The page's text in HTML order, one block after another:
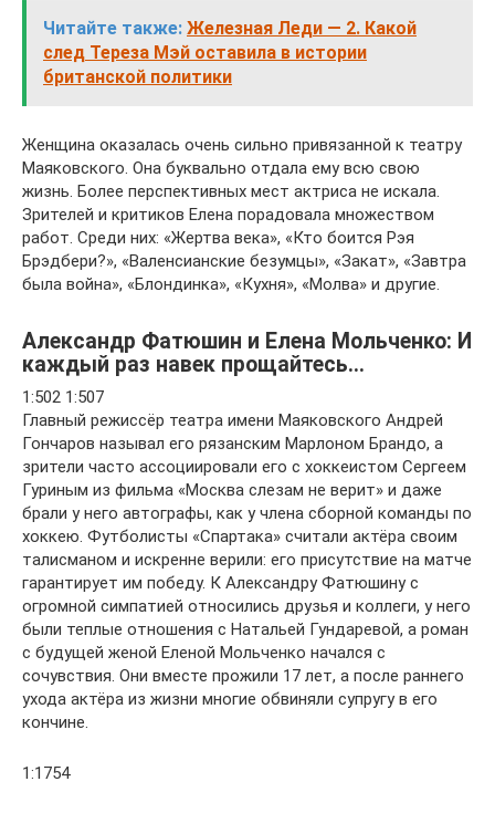
Читайте также: Железная Леди — 2. Какой
след Тереза Мэй оставила в истории
британской политики
Женщина оказалась очень сильно привязанной к театру
Маяковского. Она буквально отдала ему всю свою
жизнь. Более перспективных мест актриса не искала.
Зрителей и критиков Елена порадовала множеством
работ. Среди них: «Жертва века», «Кто боится Рэя
Брэдбери?», «Валенсианские безумцы», «Закат», «Завтра
была война», «Блондинка», «Кухня», «Молва» и другие.
Александр Фатюшин и Елена Мольченко: И
каждый раз навек прощайтесь…
1:502 1:507
Главный режиссёр театра имени Маяковского Андрей
Гончаров называл его рязанским Марлоном Брандо, а
зрители часто ассоциировали его с хоккеистом Сергеем
Гуриным из фильма «Москва слезам не верит» и даже
брали у него автографы, как у члена сборной команды по
хоккею. Футболисты «Спартака» считали актёра своим
талисманом и искренне верили: его присутствие на матче
гарантирует им победу. К Александру Фатюшину с
огромной симпатией относились друзья и коллеги, у него
были теплые отношения с Натальей Гундаревой, а роман
с будущей женой Еленой Мольченко начался с
сочувствия. Они вместе прожили 17 лет, а после раннего
ухода актёра из жизни многие обвиняли супругу в его
кончине.
1:1754